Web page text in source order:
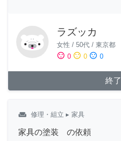
ラズッカ
女性 / 50代 / 東京都
sentiment_satisfied 0 sentiment_neutral 0 sentiment_dissatisfied 0
終了
weekend 修理・組立 ▸ 家具
家具の塗装 の依頼